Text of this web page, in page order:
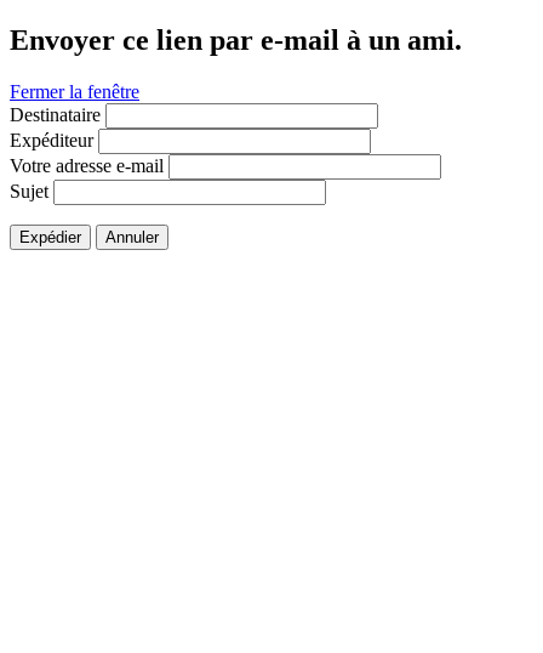
Envoyer ce lien par e-mail à un ami.
Fermer la fenêtre
Destinataire
Expéditeur
Votre adresse e-mail
Sujet
Expédier Annuler